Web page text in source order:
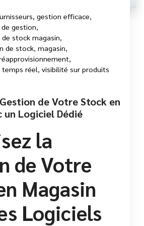
, gestion efficace,
gestion,
stock magasin,
de stock, magasin,
,
temps réel, visibilité sur produits
de Votre Stock en
un Logiciel Dédié
la
de Votre
Magasin
Logiciels